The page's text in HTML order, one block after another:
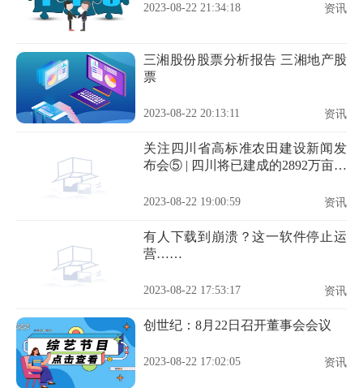
2023-08-22 21:34:18 资讯
三湘股份股票分析报告 三湘地产股
票
2023-08-22 20:13:11 资讯
关注四川省高标准农田建设新闻发
布会⑤ | 四川将已建成的2892万亩高
保护
2023-08-22 19:00:59 资讯
有人下载到崩溃？这一软件停止运
营……
2023-08-22 17:53:17 资讯
创世纪：8月22日召开董事会会议
2023-08-22 17:02:05 资讯